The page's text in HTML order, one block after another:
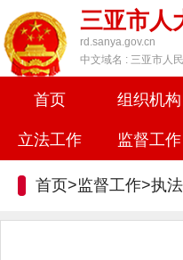
三亚市人
rd.sanya.gov.cn
中文域名 : 三亚市人
首页 组织机构
立法工作 监督工作
首页>监督工作>执